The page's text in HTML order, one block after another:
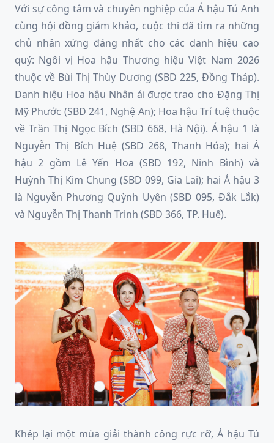
Với sự công tâm và chuyên nghiệp của Á hậu Tú Anh
cùng hội đồng giám khảo, cuộc thi đã tìm ra những
chủ nhân xứng đáng nhất cho các danh hiệu cao
quý: Ngôi vị Hoa hậu Thương hiệu Việt Nam 2026
thuộc về Bùi Thị Thùy Dương (SBD 225, Đồng Tháp).
Danh hiệu Hoa hậu Nhân ái được trao cho Đặng Thị
Mỹ Phước (SBD 241, Nghệ An); Hoa hậu Trí tuệ thuộc
về Trần Thị Ngọc Bích (SBD 668, Hà Nội). Á hậu 1 là
Nguyễn Thị Bích Huệ (SBD 268, Thanh Hóa); hai Á
hậu 2 gồm Lê Yến Hoa (SBD 192, Ninh Bình) và
Huỳnh Thị Kim Chung (SBD 099, Gia Lai); hai Á hậu 3
là Nguyễn Phương Quỳnh Uyên (SBD 095, Đắk Lắk)
và Nguyễn Thị Thanh Trinh (SBD 366, TP. Huế).
Khép lại một mùa giải thành công rực rỡ, Á hậu Tú